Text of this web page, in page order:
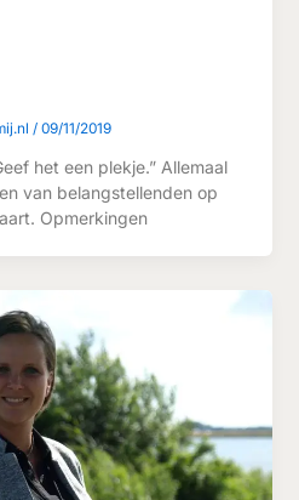
/ 09/11/2019
het een plekje.” Allemaal
van belangstellenden op
Opmerkingen